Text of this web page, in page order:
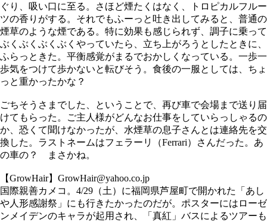
ぐり、吸い口に至る。さほど煙たくはなく、トロピカルフルー
ツの香りがする。それでもふーっと吐き出してみると、普通の
煙草のような煙である。特に効果も感じられず、調子に乗って
ぶくぶくぶくぶくやっていたら、立ち上がろうとしたときに、
ふらっときた。平衡感覚がまるでおかしくなっている。一歩一
歩気をつけて歩かないと転びそう。食後の一服としては、ちょ
っと重かったかな？
ごちそうさまでした、ということで、再び車で会場まで送り届
けてもらった。ご主人様がどんなお仕事をしていらっしゃるの
か、恐くて聞けなかったが、水煙草の息子さんとは連絡先を交
換した。ラストネームはフェラーリ（Ferrari）さんだった。あ
の車の？ まさかね。
【GrowHair】GrowHair@yahoo.co.jp
国際親善カメコ。4/29（土）に福岡県芦屋町で開かれた「あし
や人形感謝祭」にも行きたかったのだが。ポスターにはローゼ
ンメイデンのキャラが起用され、「真紅」バスによるツアーも